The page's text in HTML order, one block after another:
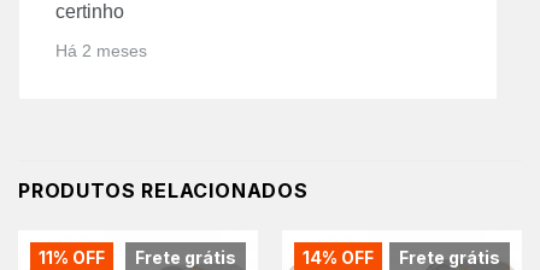
certinho
Há 2 meses
PRODUTOS RELACIONADOS
Frete grátis
11% OFF Frete grátis
14% OFF